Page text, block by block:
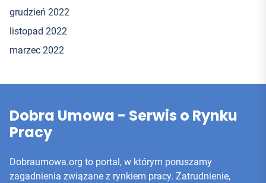
grudzień 2022
listopad 2022
marzec 2022
Dobra Umowa - Serwis o Rynku
Pracy
Dobraumowa.org to portal, w którym poruszamy
zagadnienia związane z rynkiem pracy. Zatrudnienie,